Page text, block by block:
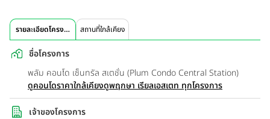
รายละเอียดโครงการ สถานที่ใกล้เคียง
ชื่อโครงการ
พลัม คอนโด เซ็นทรัล สเตชั่น (Plum Condo Central Station)
ดูคอนโดราคาใกล้เคียงดูพฤกษา เรียลเอสเตท ทุกโครงการ
เจ้าของโครงการ